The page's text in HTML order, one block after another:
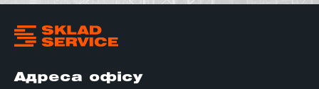
Адреса офісу